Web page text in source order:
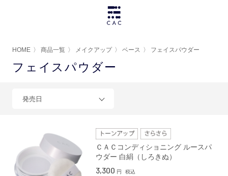
HOME 〉 商品一覧 〉 メイクアップ 〉 ベース 〉 フェイスパウダー
フェイスパウダー
発売日
ＣＡＣコンディショニング ルースパ
ウダー 白絹（しろきぬ）
3,300 円 税込